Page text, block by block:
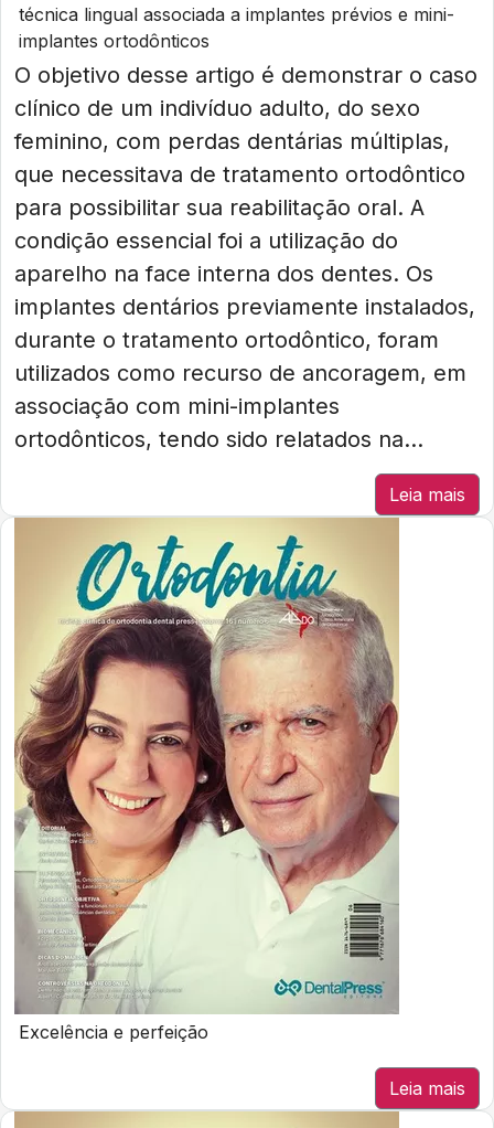
técnica lingual associada a implantes prévios e mini-
implantes ortodônticos
O objetivo desse artigo é demonstrar o caso
clínico de um indivíduo adulto, do sexo
feminino, com perdas dentárias múltiplas,
que necessitava de tratamento ortodôntico
para possibilitar sua reabilitação oral. A
condição essencial foi a utilização do
aparelho na face interna dos dentes. Os
implantes dentários previamente instalados,
durante o tratamento ortodôntico, foram
utilizados como recurso de ancoragem, em
associação com mini-implantes
ortodônticos, tendo sido relatados na...
Leia mais
Excelência e perfeição
Leia mais